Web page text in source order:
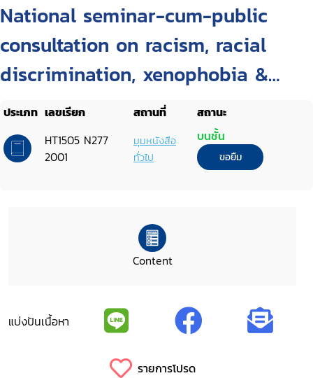
National seminar-cum-public
consultation on racism, racial
discrimination, xenophobia &
related intolerance, held at New
Delhi on 11 August, 2001 : a report
ประเภท เลขเรียก สถานที่
สถานะ
HT1505 N277
2001
มุมหนังสือ
ทั่วไป
บนชั้น
ขอยืม
Content
แบ่งปันเนื้อหา
รายการโปรด